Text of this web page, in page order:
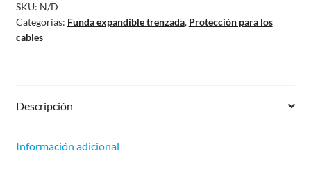
SKU: N/D
Categorías: Funda expandible trenzada, Protección para los
cables
Descripción
Información adicional